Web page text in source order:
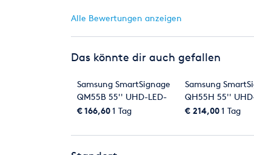
Alle Bewertungen anzeigen
Das könnte dir auch gefallen
Samsung SmartSignage
QM55B 55'' UHD-LED-
Display 24/7
€ 166,601 Tag
Samsung
QH55H 55''
QLED-Display 4K
€ 214,001 Tag